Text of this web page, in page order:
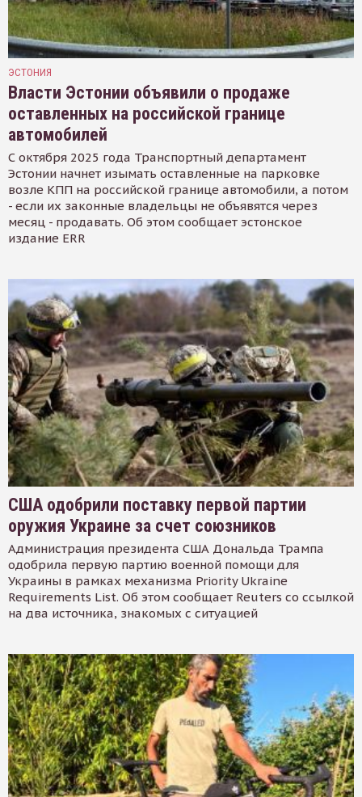
ЭСТОНИЯ
Власти Эстонии объявили о продаже
оставленных на российской границе
автомобилей
С октября 2025 года Транспортный департамент
Эстонии начнет изымать оставленные на парковке
возле КПП на российской границе автомобили, а потом
- если их законные владельцы не объявятся через
месяц - продавать. Об этом сообщает эстонское
издание ERR
США одобрили поставку первой партии
оружия Украине за счет союзников
Администрация президента США Дональда Трампа
одобрила первую партию военной помощи для
Украины в рамках механизма Priority Ukraine
Requirements List. Об этом сообщает Reuters со ссылкой
на два источника, знакомых с ситуацией